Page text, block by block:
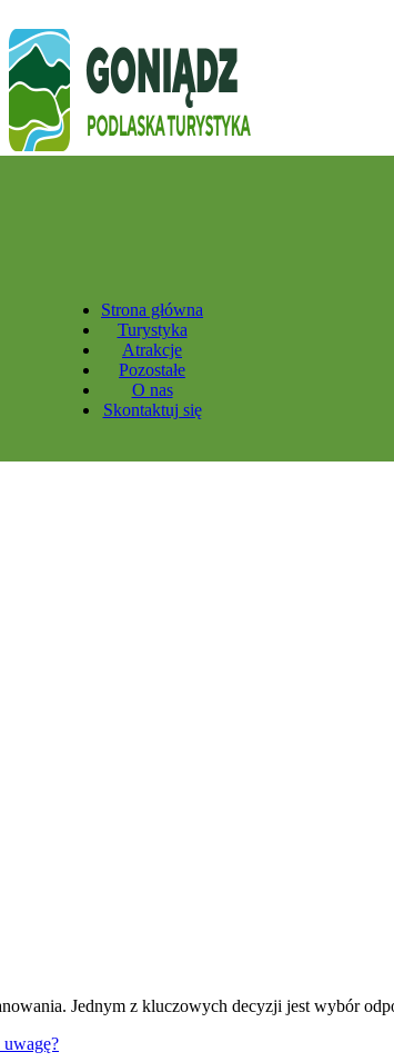
Strona główna
Turystyka
Atrakcje
Pozostałe
O nas
Skontaktuj się
Jednym z kluczowych decyzji jest wybór